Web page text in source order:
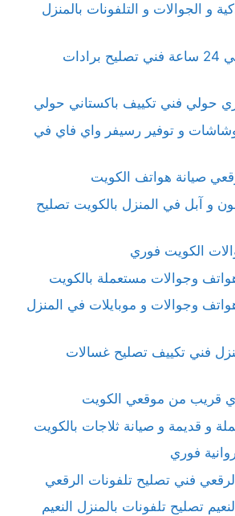
و الجوالات و التلفونات بالمنزل
تصليح برادات حولي 24 ساعة فني تصليح برادات
حولي فني تكييف باكستاني حولي
و توفير رسيفر واي فاي في
صيانة هواتف الكويت
و آبل في المنزل بالكويت تصليح
الكويت فوري
وجوالات مستعملة بالكويت
وجوالات و موبايلات في المنزل
فني تكييف تصليح غسالات
قريب من موقعي الكويت
و قديمة و صيانة ثلاجات بالكويت
فوري
فني تصليح تلفونات الرقعي
تصليح تلفونات بالمنزل النعيم